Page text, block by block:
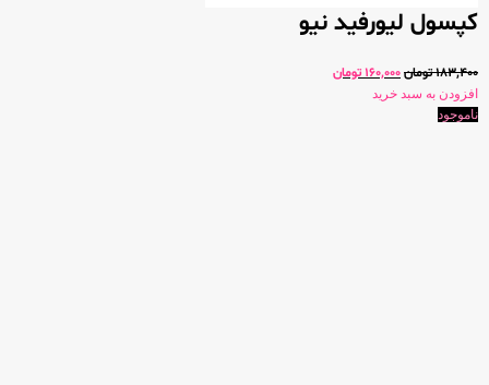
کپسول لیورفید نیو
183,400تومان160,000 تومان
افزودن به سبد خرید
ناموجود